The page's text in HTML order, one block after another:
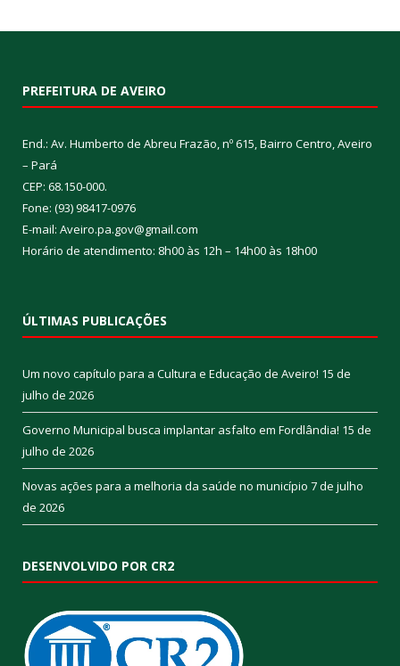
PREFEITURA DE AVEIRO
End.: Av. Humberto de Abreu Frazão, nº 615, Bairro Centro, Aveiro
– Pará
CEP: 68.150-000.
Fone: (93) 98417-0976
E-mail: Aveiro.pa.gov@gmail.com
Horário de atendimento: 8h00 às 12h – 14h00 às 18h00
ÚLTIMAS PUBLICAÇÕES
Um novo capítulo para a Cultura e Educação de Aveiro! 15 de
julho de 2026
Governo Municipal busca implantar asfalto em Fordlândia! 15 de
julho de 2026
Novas ações para a melhoria da saúde no município 7 de julho
de 2026
DESENVOLVIDO POR CR2